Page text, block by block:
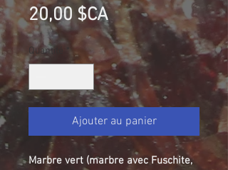
20,00 $CAPrix
Quantité
Ajouter au panier
Marbre vert (marbre avec Fuschite,